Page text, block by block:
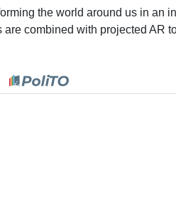
the world around us in an
combined with projected AR